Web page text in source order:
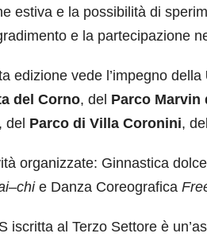
estiva e la possibilità di
e la partecipazione
edizione vede l’impegno della
del Corno, del Parco Marvin
, del Parco di Villa Coronini, del
organizzate: Ginnastica
e Danza Coreografica
iscritta al Terzo Settore è